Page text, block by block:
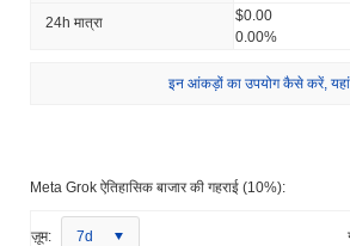
24h मात्रा
$0.00
0.00%
इन आंकड़ों का उपयोग कैसे करें,
Meta Grok ऐतिहासिक बाजार की गहराई (10%):
ज़ूम: 7d